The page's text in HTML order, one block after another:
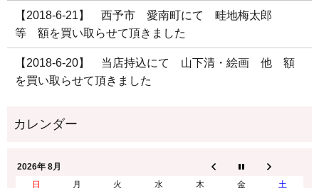
【2018-6-21】 西予市 愛南町にて 畦地梅太郎
等 額を買い取らせて頂きました
【2018-6-20】 当店持込にて 山下清・絵画 他 額
を買い取らせて頂きました
2026年 8月
日
月 火 水 木 金
土